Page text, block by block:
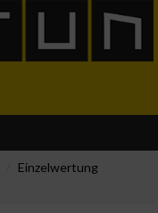
Einzelwertung